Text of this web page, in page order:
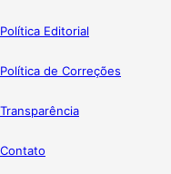
Política Editorial
Política de Correções
Transparência
Contato